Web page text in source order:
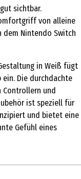
sichtbar.
von alleine
Nintendo Switch
in Weiß fügt
Die durchdachte
und
ist speziell für
und bietet eine
Gefühl eines